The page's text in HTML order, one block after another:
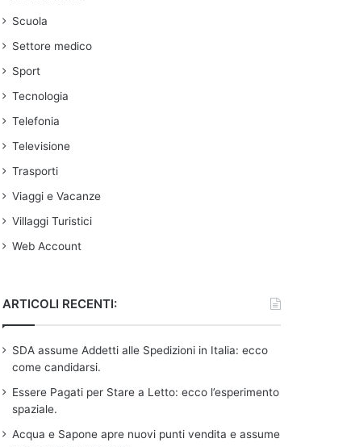
Scuola
Settore medico
Sport
Tecnologia
Telefonia
Televisione
Trasporti
Viaggi e Vacanze
Villaggi Turistici
Web Account
ARTICOLI RECENTI:
SDA assume Addetti alle Spedizioni in Italia: ecco
come candidarsi.
Essere Pagati per Stare a Letto: ecco l’esperimento
spaziale.
Acqua e Sapone apre nuovi punti vendita e assume